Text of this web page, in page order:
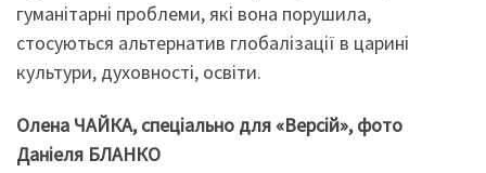
гуманітарні проблеми, які вона порушила,
стосуються альтернатив глобалізації в царині
культури, духовності, освіти.
Олена ЧАЙКА, спеціально для «Версій», фото
Даніеля БЛАНКО